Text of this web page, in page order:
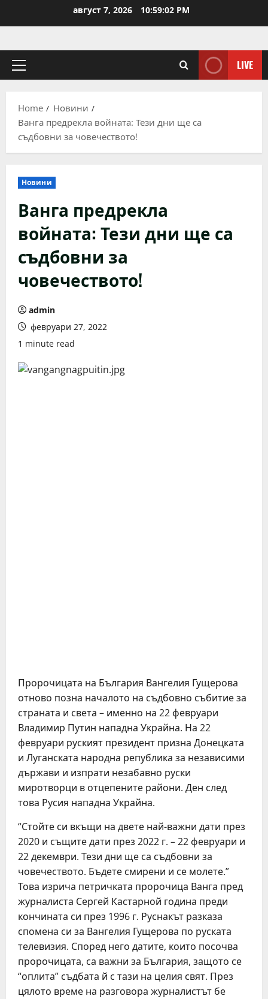
август 7, 2026 10:59:02 PM
Primary
LIVE
Home
Новини
Ванга предрекла войната: Тези дни ще са
съдбовни за човечеството!
Новини
Ванга предрекла
войната: Тези дни ще са
съдбовни за
човечеството!
admin
февруари 27, 2022
1 minute read
Пророчицата на България Вангелия Гущерова
отново позна началото на съдбовно събитие за
страната и света – именно на 22 февруари
Владимир Путин нападна Украйна. На 22
февруари руският президент призна Донецката
и Луганската народна република за независими
държави и изпрати незабавно руски
миротворци в отцепените райони. Ден след
това Русия нападна Украйна.
“Стойте си вкъщи на двете най-важни дати през
2020 и същите дати през 2022 г. – 22 февруари и
22 декември. Тези дни ще са съдбовни за
човечеството. Бъдете смирени и се молете.”
Това изрича петричката пророчица Ванга пред
журналиста Сергей Кастарной година преди
кончината си през 1996 г. Руснакът разказа
спомена си за Вангелия Гущерова по руската
телевизия. Според него датите, които посочва
пророчицата, са важни за България, защото се
“оплита” съдбата й с тази на целия свят. През
цялото време на разговора журналистът бе